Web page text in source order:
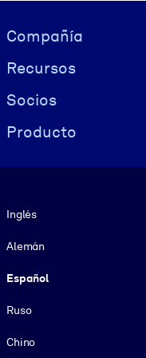
Visually hidden Text
Compañía
Recursos
Socios
Producto
Inglés
Alemán
Español
Ruso
Chino